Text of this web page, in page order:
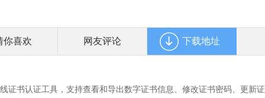
你喜欢 网友评论 下载地址
证书认证工具，支持查看和导出数字证书信息、修改证书密码、更新证